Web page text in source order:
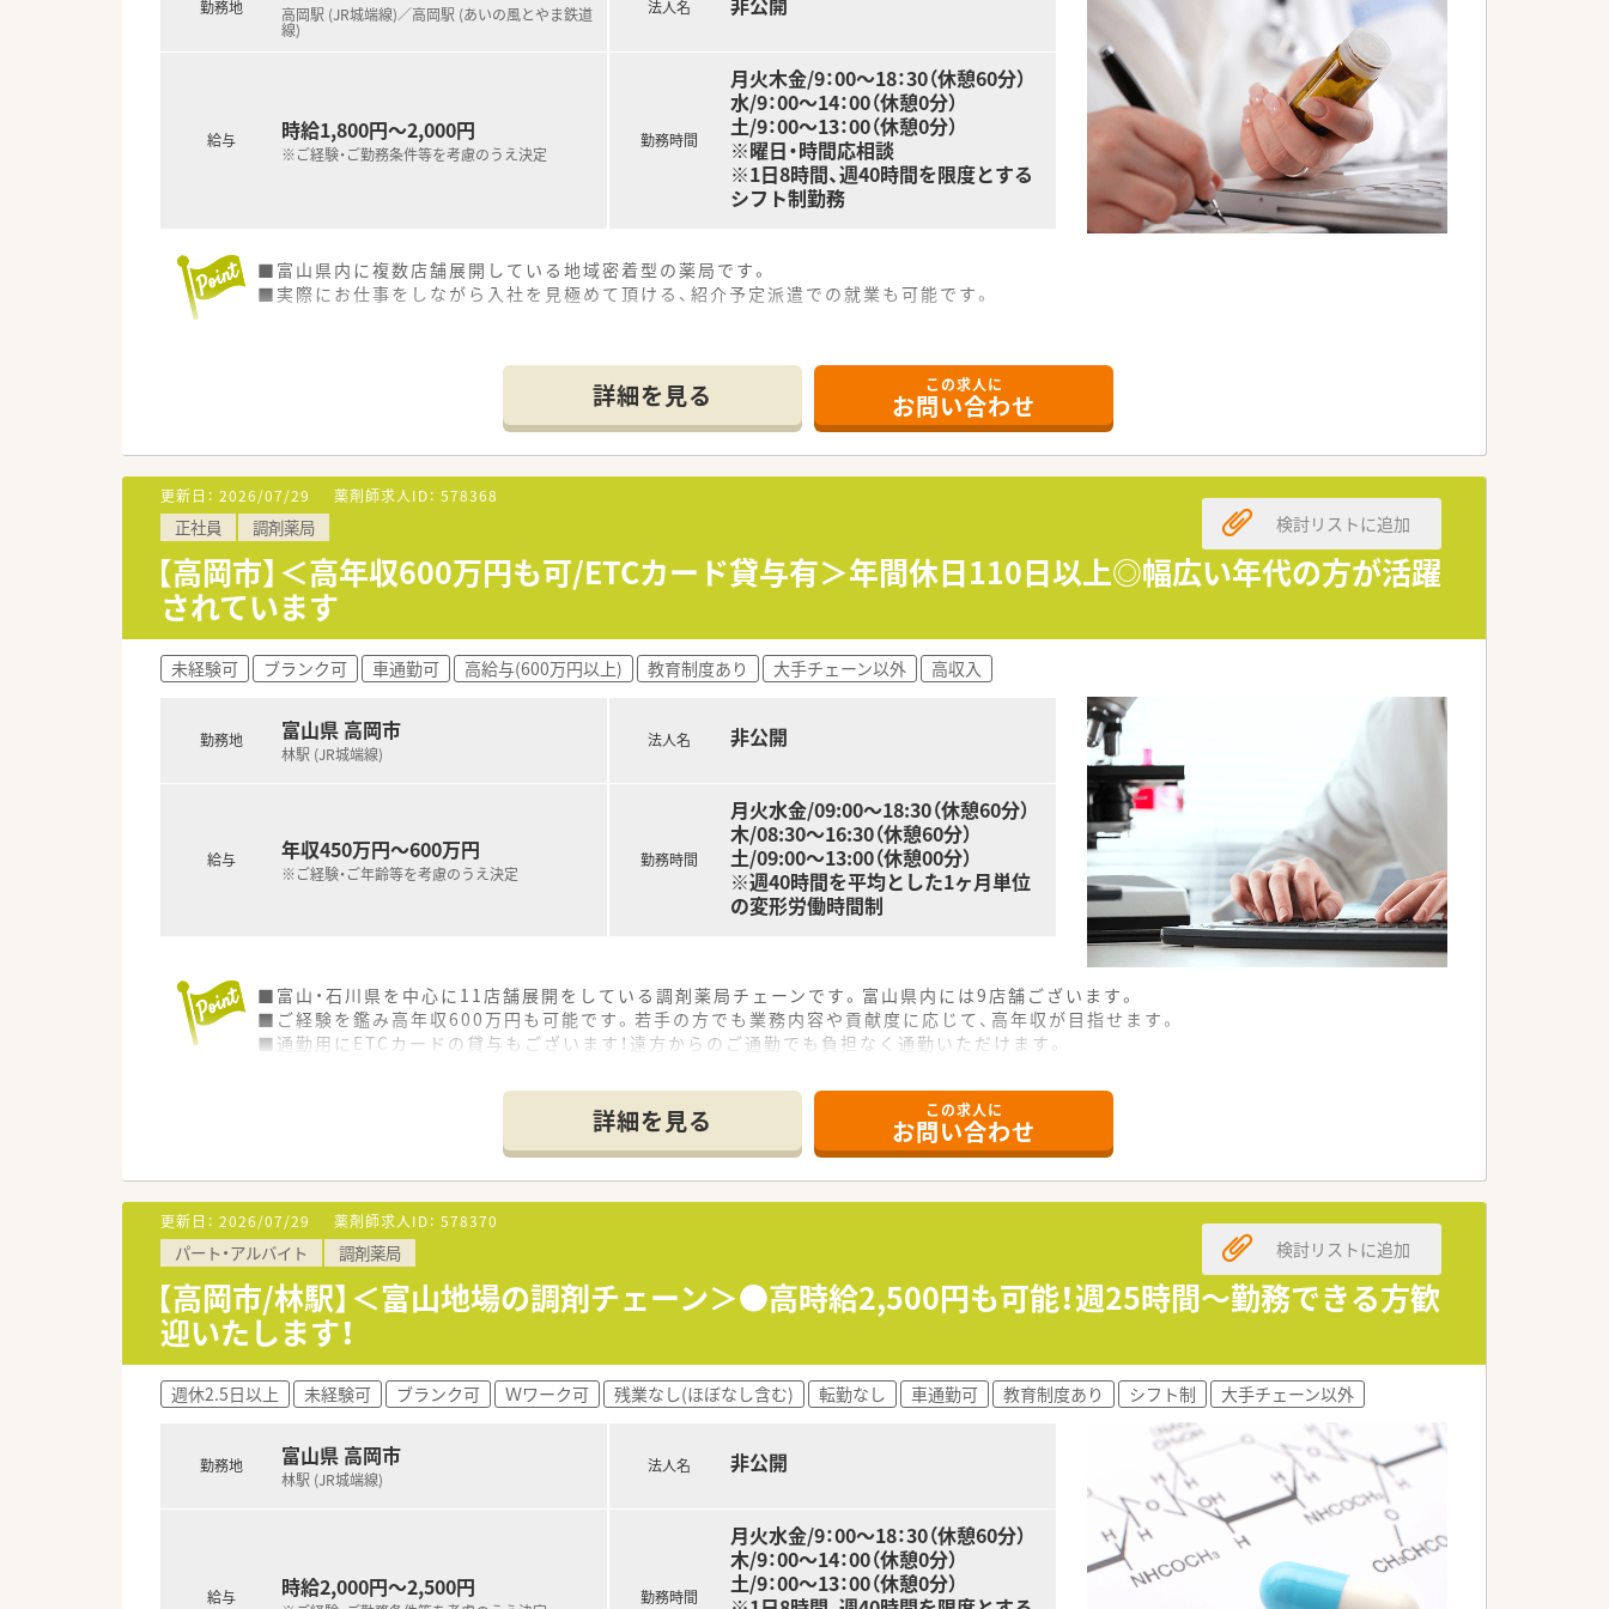
勤務地 高岡駅 (JR城端線)／高岡駅 (あいの風とやま鉄道
線)
給与 時給1,800円～2,000円
※ご経験・ご勤務条件等を考慮のうえ決定
法人名
勤務時間
月火木金/9：00～18：30（休憩60分）
水/9：00～14：00（休憩0分）
土/9：00～13：00（休憩0分）
※曜日・時間応相談
※1日8時間、週40時間を限度とする
シフト制勤務
■富山県内に複数店舗展開している地域密着型の薬局です。
■実際にお仕事をしながら入社を見極めて頂ける、紹介予定派遣での就業も可能です。
詳細を見る この求人に
お問い合わせ
更新日： 2026/07/29 薬剤師求人ID： 578368
正社員 調剤薬局
【高岡市】＜高年収600万円も可/ETCカード貸与有＞年間休日110日以上◎幅広い年代の方が活躍
されています
検討リストに追加
未経験可 ブランク可 車通勤可 高給与(600万円以上) 教育制度あり 大手チェーン以外 高収入
勤務地 富山県 高岡市
林駅 (JR城端線)
給与 年収450万円～600万円
※ご経験・ご年齢等を考慮のうえ決定
法人名 非公開
勤務時間
月火水金/09:00〜18:30（休憩60分）
木/08:30〜16:30（休憩60分）
土/09:00〜13:00（休憩00分）
※週40時間を平均とした1ヶ月単位
の変形労働時間制
■富山・石川県を中心に11店舗展開をしている調剤薬局チェーンです。富山県内には9店舗ございます。
■ご経験を鑑み高年収600万円も可能です。若手の方でも業務内容や貢献度に応じて、高年収が目指せます。
■通勤用にETCカードの貸与もございます！遠方からのご通勤でも負担なく通勤いただけます。
詳細を見る この求人に
お問い合わせ
更新日： 2026/07/29 薬剤師求人ID： 578370
パート・アルバイト 調剤薬局
【高岡市/林駅】＜富山地場の調剤チェーン＞●高時給2,500円も可能！週25時間～勤務できる方歓
迎いたします！
検討リストに追加
週休2.5日以上 未経験可 ブランク可 Ｗワーク可 残業なし(ほぼなし含む) 転勤なし 車通勤可 教育制度あり シフト制 大手チェーン以外
勤務地 富山県 高岡市
林駅 (JR城端線)
給与 時給2,000円～2,500円
法人名 非公開
勤務時間
月火水金/9：00～18：30（休憩60分）
木/9：00～14：00（休憩0分）
土/9：00～13：00（休憩0分）